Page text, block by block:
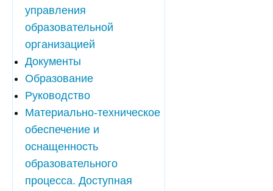
управления
образовательной
организацией
Документы
Образование
Руководство
Материально-техническое
обеспечение и
оснащенность
образовательного
процесса. Доступная